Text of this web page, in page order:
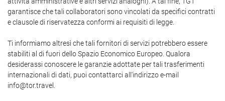
garantisce che tali collaboratori sono vincolati da specifici contratti
e clausole di riservatezza conformi ai requisiti di legge.
Ti informiamo altresì che tali fornitori di servizi potrebbero essere
stabiliti al di fuori dello Spazio Economico Europeo. Qualora
desiderassi conoscere le garanzie adottate per tali trasferimenti
internazionali di dati, puoi contattarci all'indirizzo e-mail
info@tor.travel.